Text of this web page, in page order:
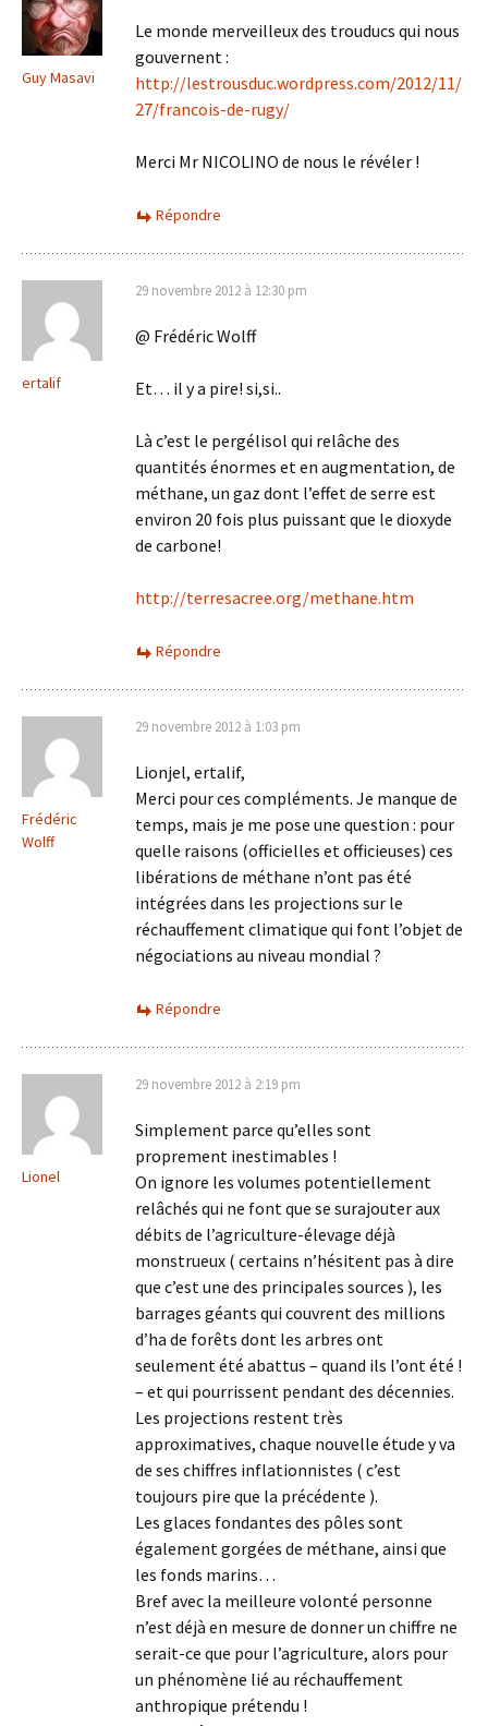
Guy Masavi
Le monde merveilleux des trouducs qui nous
gouvernent :
http://lestrousduc.wordpress.com/2012/11/
27/francois-de-rugy/
Merci Mr NICOLINO de nous le révéler !
Répondre
ertalif
29 novembre 2012 à 12:30 pm
@ Frédéric Wolff
Et… il y a pire! si,si..
Là c’est le pergélisol qui relâche des
quantités énormes et en augmentation, de
méthane, un gaz dont l’effet de serre est
environ 20 fois plus puissant que le dioxyde
de carbone!
http://terresacree.org/methane.htm
Répondre
Frédéric
Wolff
29 novembre 2012 à 1:03 pm
Lionjel, ertalif,
Merci pour ces compléments. Je manque de
temps, mais je me pose une question : pour
quelle raisons (officielles et officieuses) ces
libérations de méthane n’ont pas été
intégrées dans les projections sur le
réchauffement climatique qui font l’objet de
négociations au niveau mondial ?
Répondre
Lionel
29 novembre 2012 à 2:19 pm
Simplement parce qu’elles sont
proprement inestimables !
On ignore les volumes potentiellement
relâchés qui ne font que se surajouter aux
débits de l’agriculture-élevage déjà
monstrueux ( certains n’hésitent pas à dire
que c’est une des principales sources ), les
barrages géants qui couvrent des millions
d’ha de forêts dont les arbres ont
seulement été abattus – quand ils l’ont été !
– et qui pourrissent pendant des décennies.
Les projections restent très
approximatives, chaque nouvelle étude y va
de ses chiffres inflationnistes ( c’est
toujours pire que la précédente ).
Les glaces fondantes des pôles sont
également gorgées de méthane, ainsi que
les fonds marins…
Bref avec la meilleure volonté personne
n’est déjà en mesure de donner un chiffre ne
serait-ce que pour l’agriculture, alors pour
un phénomène lié au réchauffement
anthropique prétendu !